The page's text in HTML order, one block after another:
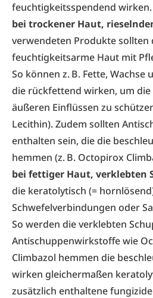
feuchtigkeitsspendend wirken.
bei trockener Haut,
verwendeten Produkte sollten
feuchtigkeitsarme Haut mit
So können z. B. Fette, Wachse
die rückfettend wirken, um
äußeren Einflüssen zu
Lecithin). Zudem sollten
enthalten sein, die die
hemmen (z. B. Octopirox
bei fettiger Haut, verklebten
die keratolytisch (=
Schwefelverbindungen oder
So werden die verklebten
Antischuppenwirkstoffe wie
Climbazol hemmen die
wirken gleichermaßen
zusätzlich enthaltene